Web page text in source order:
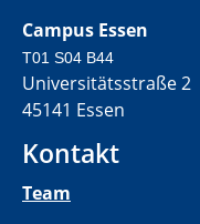
Campus Essen
T01 S04 B44
Universitätsstraße 2
45141 Essen
Kontakt
Team